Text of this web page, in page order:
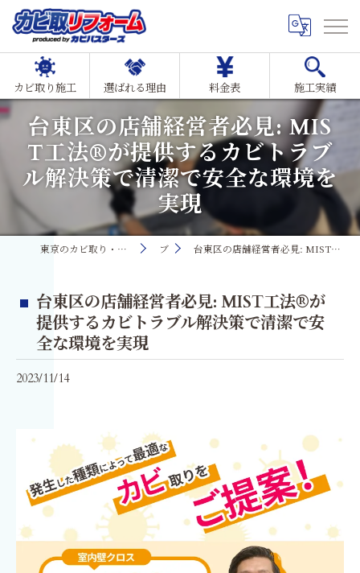
カビ取り施工 選ばれる理由 料金表 施工実績
台東区の店舗経営者必見: MIS
T工法®が提供するカビトラブ
ル解決策で清潔で安全な環境を
実現
東京のカビ取り・カビ対策ならMIST工法®カビ取リフォーム ブログ 台東区の店舗経営者必見: MIST工法®が提供するカビトラブル解決策で清潔で安全な環境を実現
台東区の店舗経営者必見: MIST工法®が
提供するカビトラブル解決策で清潔で安
全な環境を実現
2023/11/14